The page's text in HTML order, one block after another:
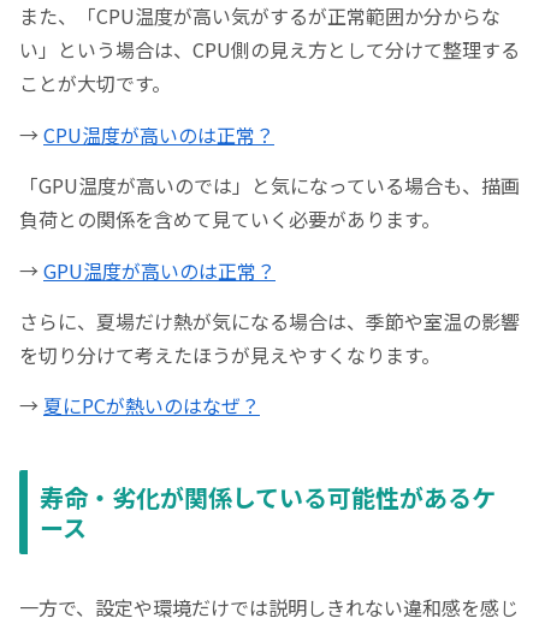
また、「CPU温度が高い気がするが正常範囲か分からな
い」という場合は、CPU側の見え方として分けて整理する
ことが大切です。
→CPU温度が高いのは正常？
「GPU温度が高いのでは」と気になっている場合も、描画
負荷との関係を含めて見ていく必要があります。
→GPU温度が高いのは正常？
さらに、夏場だけ熱が気になる場合は、季節や室温の影響
を切り分けて考えたほうが見えやすくなります。
→ 夏にPCが熱いのはなぜ？
寿命・劣化が関係している可能性があるケ
ース
一方で、設定や環境だけでは説明しきれない違和感を感じ